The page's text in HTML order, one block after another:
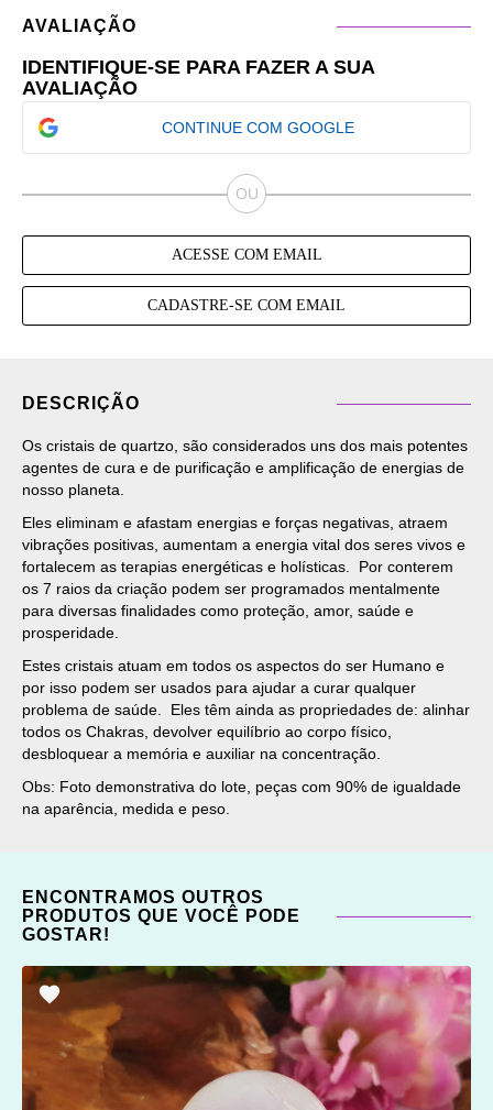
AVALIAÇÃO
IDENTIFIQUE-SE PARA FAZER A SUA
AVALIAÇÃO
CONTINUE COM GOOGLE
ACESSE COM EMAIL
CADASTRE-SE COM EMAIL
DESCRIÇÃO
Os cristais de quartzo, são considerados uns dos mais potentes
agentes de cura e de purificação e amplificação de energias de
nosso planeta.
Eles eliminam e afastam energias e forças negativas, atraem
vibrações positivas, aumentam a energia vital dos seres vivos e
fortalecem as terapias energéticas e holísticas. Por conterem
os 7 raios da criação podem ser programados mentalmente
para diversas finalidades como proteção, amor, saúde e
prosperidade.
Estes cristais atuam em todos os aspectos do ser Humano e
por isso podem ser usados para ajudar a curar qualquer
problema de saúde. Eles têm ainda as propriedades de: alinhar
todos os Chakras, devolver equilíbrio ao corpo físico,
desbloquear a memória e auxiliar na concentração.
Obs: Foto demonstrativa do lote, peças com 90% de igualdade
na aparência, medida e peso.
ENCONTRAMOS OUTROS
PRODUTOS QUE VOCÊ PODE
GOSTAR!
ADICIONAR
OS
FAVORITOS